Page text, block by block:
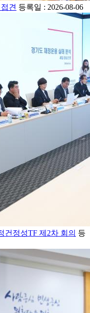
견 등록일 : 2026-08-06
건정성TF 제2차 회의 등